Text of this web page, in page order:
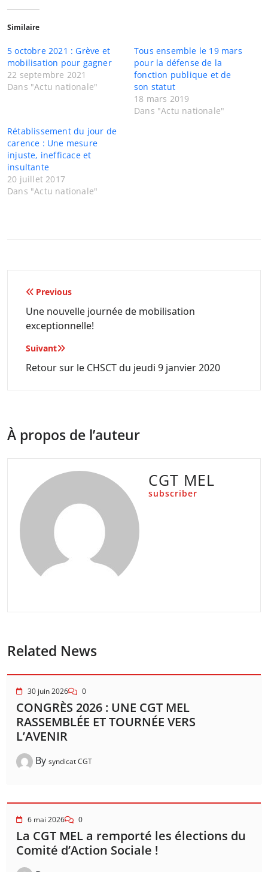
Similaire
5 octobre 2021 : Grève et
mobilisation pour gagner
22 septembre 2021
Dans "Actu nationale"
Tous ensemble le 19 mars
pour la défense de la
fonction publique et de
son statut
18 mars 2019
Dans "Actu nationale"
Rétablissement du jour de
carence : Une mesure
injuste, inefficace et
insultante
20 juillet 2017
Dans "Actu nationale"
Navigation
de
l’article
Previous
Une nouvelle journée de mobilisation
exceptionnelle!
Suivant
Retour sur le CHSCT du jeudi 9 janvier 2020
À propos de l’auteur
CGT MEL
subscriber
Related News
30 juin 2026 0
CONGRÈS 2026 : UNE CGT MEL
RASSEMBLÉE ET TOURNÉE VERS
L’AVENIR
By syndicat CGT
6 mai 2026 0
La CGT MEL a remporté les élections du
Comité d’Action Sociale !